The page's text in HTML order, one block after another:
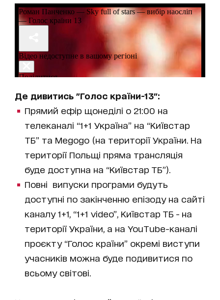
Де дивитись "Голос країни-13":
Прямий ефір щонеділі о 21:00 на
телеканалі “1+1 Україна” на “Київстар
ТБ” та Megogo (на території України. На
території Польщі пряма трансляція
буде доступна на “Київстар ТБ”).
Повні випуски програми будуть
доступні по закінченню епізоду на сайті
каналу 1+1, “1+1 video”, Київстар ТБ - на
території України, а на YouTube-каналі
проєкту “Голос країни” окремі виступи
учасників можна буде подивитися по
всьому світові.